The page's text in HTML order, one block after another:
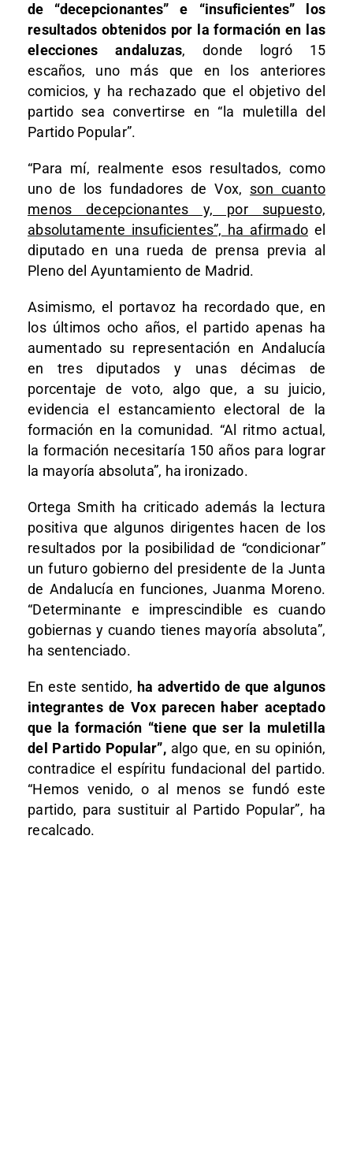
de “decepcionantes” e “insuficientes” los
resultados obtenidos por la formación en las
elecciones andaluzas, donde logró 15
escaños, uno más que en los anteriores
comicios, y ha rechazado que el objetivo del
partido sea convertirse en “la muletilla del
Partido Popular”.
“Para mí, realmente esos resultados, como
uno de los fundadores de Vox, son cuanto
menos decepcionantes y, por supuesto,
absolutamente insuficientes”, ha afirmado el
diputado en una rueda de prensa previa al
Pleno del Ayuntamiento de Madrid.
Asimismo, el portavoz ha recordado que, en
los últimos ocho años, el partido apenas ha
aumentado su representación en Andalucía
en tres diputados y unas décimas de
porcentaje de voto, algo que, a su juicio,
evidencia el estancamiento electoral de la
formación en la comunidad. “Al ritmo actual,
la formación necesitaría 150 años para lograr
la mayoría absoluta”, ha ironizado.
Ortega Smith ha criticado además la lectura
positiva que algunos dirigentes hacen de los
resultados por la posibilidad de “condicionar”
un futuro gobierno del presidente de la Junta
de Andalucía en funciones, Juanma Moreno.
“Determinante e imprescindible es cuando
gobiernas y cuando tienes mayoría absoluta”,
ha sentenciado.
En este sentido, ha advertido de que algunos
integrantes de Vox parecen haber aceptado
que la formación “tiene que ser la muletilla
del Partido Popular”,algo que, en su opinión,
contradice el espíritu fundacional del partido.
“Hemos venido, o al menos se fundó este
partido, para sustituir al Partido Popular”, ha
recalcado.